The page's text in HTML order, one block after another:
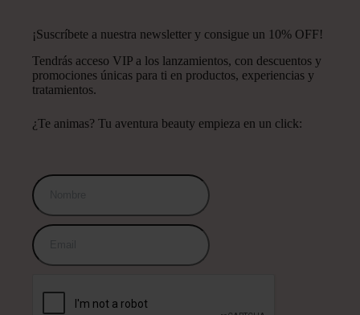
¡Suscríbete a nuestra newsletter y consigue un 10% OFF!
Tendrás acceso VIP a los lanzamientos, con descuentos y
promociones únicas para ti en productos, experiencias y
tratamientos.
¿Te animas? Tu aventura beauty empieza en un click: